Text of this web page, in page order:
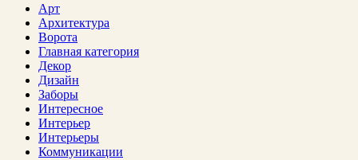
Арт
Архитектура
Ворота
Главная категория
Декор
Дизайн
Заборы
Интересное
Интерьер
Интерьеры
Коммуникации